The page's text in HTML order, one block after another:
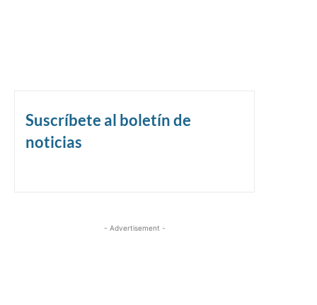
Suscríbete al boletín de
noticias
- Advertisement -